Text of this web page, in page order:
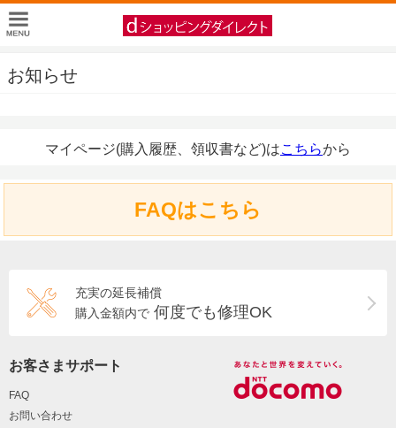
お知らせ
マイページ(購入履歴、領収書など)はこちらから
FAQはこちら
充実の延長補償
購入金額内で 何度でも修理OK
お客さまサポート
FAQ
お問い合わせ